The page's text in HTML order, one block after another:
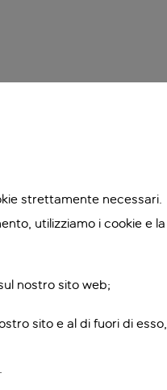
strettamente necessari.
utilizziamo i cookie e la
nostro sito web;
sito e al di fuori di esso,
.